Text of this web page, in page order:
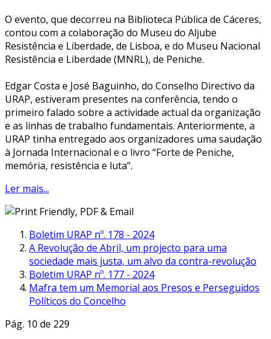
O evento, que decorreu na Biblioteca Pública de Cáceres,
contou com a colaboração do Museu do Aljube
Resistência e Liberdade, de Lisboa, e do Museu Nacional
Resistência e Liberdade (MNRL), de Peniche.
Edgar Costa e José Baguinho, do Conselho Directivo da
URAP, estiveram presentes na conferência, tendo o
primeiro falado sobre a actividade actual da organização
e as linhas de trabalho fundamentais. Anteriormente, a
URAP tinha entregado aos organizadores uma saudação
à Jornada Internacional e o livro “Forte de Peniche,
memória, resistência e luta”.
Ler mais...
Boletim URAP nº. 178 - 2024
A Revolução de Abril, um projecto para uma
sociedade mais justa, um alvo da contra-revolução
Boletim URAP nº. 177 - 2024
Mafra tem um Memorial aos Presos e Perseguidos
Políticos do Concelho
Pág. 10 de 229